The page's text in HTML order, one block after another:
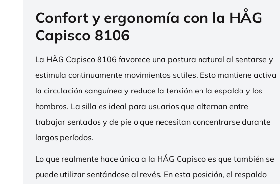
Confort y ergonomía con la HÅG
Capisco 8106
La HÅG Capisco 8106 favorece una postura natural al sentarse y
estimula continuamente movimientos sutiles. Esto mantiene activa
la circulación sanguínea y reduce la tensión en la espalda y los
hombros. La silla es ideal para usuarios que alternan entre
trabajar sentados y de pie o que necesitan concentrarse durante
largos períodos.
Lo que realmente hace única a la HÅG Capisco es que también se
puede utilizar sentándose al revés. En esta posición, el respaldo